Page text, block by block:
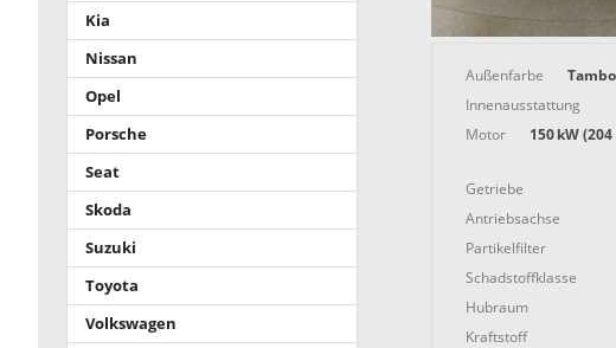
Außenfarbe
Innenausstattung
Motor
150 kW
Getriebe
Antriebsachse
Partikelfilter
Schadstoffklasse
Hubraum
Kraftstoff
Kia
Nissan
Opel
Porsche
Seat
Skoda
Suzuki
Toyota
Volkswagen